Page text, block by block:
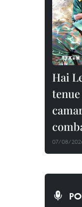
Hai
tenue
07/08/